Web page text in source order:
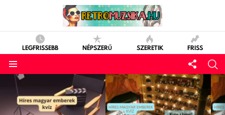
LEGFRISSEBB NÉPSZERŰ SZERETIK FRISS
LATEST
STORIES